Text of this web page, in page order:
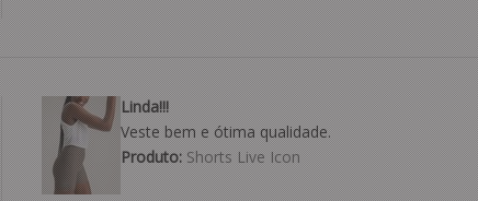
Linda!!!
Veste bem e ótima qualidade.
Produto:Shorts Live Icon